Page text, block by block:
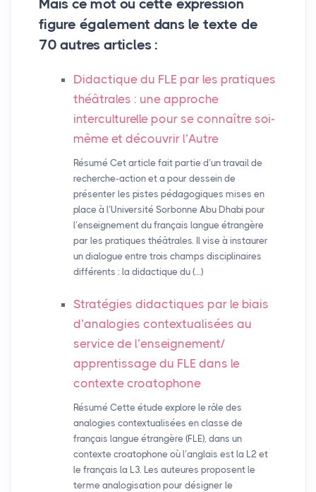
Mais ce mot ou cette expression
figure également dans le texte de
70 autres articles :
Didactique du FLE par les pratiques
théâtrales : une approche
interculturelle pour se connaître soi-
même et découvrir l’Autre
Résumé Cet article fait partie d’un travail de
recherche-action et a pour dessein de
présenter les pistes pédagogiques mises en
place à l’Université Sorbonne Abu Dhabi pour
l’enseignement du français langue étrangère
par les pratiques théâtrales. Il vise à instaurer
un dialogue entre trois champs disciplinaires
différents : la didactique du (…)
Stratégies didactiques par le biais
d’analogies contextualisées au
service de l’enseignement/
apprentissage du FLE dans le
contexte croatophone
Résumé Cette étude explore le rôle des
analogies contextualisées en classe de
français langue étrangère (FLE), dans un
contexte croatophone où l’anglais est la L2 et
le français la L3. Les auteures proposent le
terme analogisation pour désigner le